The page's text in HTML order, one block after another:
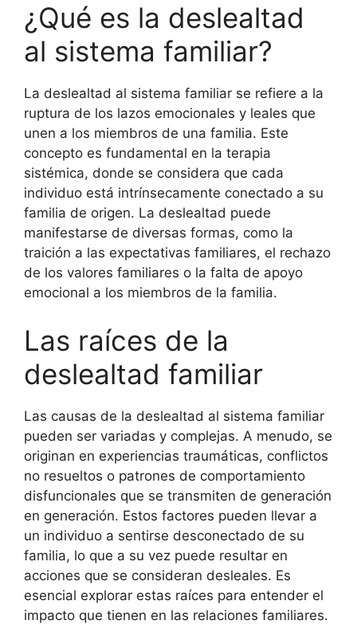
¿Qué es la deslealtad
al sistema familiar?
La deslealtad al sistema familiar se refiere a la
ruptura de los lazos emocionales y leales que
unen a los miembros de una familia. Este
concepto es fundamental en la terapia
sistémica, donde se considera que cada
individuo está intrínsecamente conectado a su
familia de origen. La deslealtad puede
manifestarse de diversas formas, como la
traición a las expectativas familiares, el rechazo
de los valores familiares o la falta de apoyo
emocional a los miembros de la familia.
Las raíces de la
deslealtad familiar
Las causas de la deslealtad al sistema familiar
pueden ser variadas y complejas. A menudo, se
originan en experiencias traumáticas, conflictos
no resueltos o patrones de comportamiento
disfuncionales que se transmiten de generación
en generación. Estos factores pueden llevar a
un individuo a sentirse desconectado de su
familia, lo que a su vez puede resultar en
acciones que se consideran desleales. Es
esencial explorar estas raíces para entender el
impacto que tienen en las relaciones familiares.